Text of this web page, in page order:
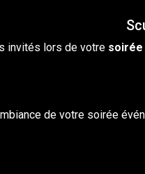
invités lors devotre soirée
de votre soirée